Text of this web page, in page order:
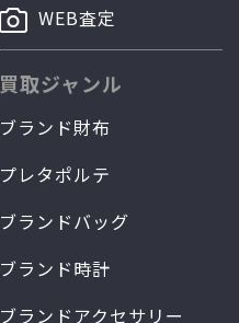
WEB査定
買取ジャンル
ブランド財布
プレタポルテ
ブランドバッグ
ブランド時計
ブランドアクセサリー